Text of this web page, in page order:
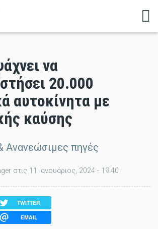
να
20.000
αυτοκίνητα με
καύσης
Ανανεώσιμες πηγές
στις 11 Ιανουάριος, 2024 - 19:40
TWITTER
EMAIL